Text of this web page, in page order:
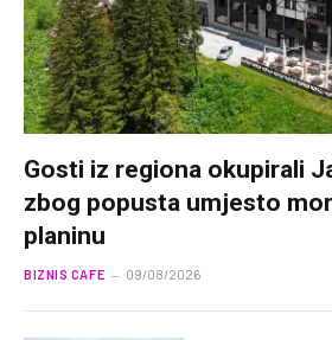
Gosti iz regiona okupirali
zbog popusta umjesto
planinu
BIZNIS CAFE 09/08/2026